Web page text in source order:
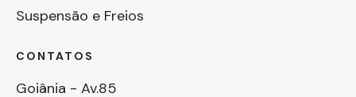
Suspensão e Freios
CONTATOS
Goiânia - Av.85